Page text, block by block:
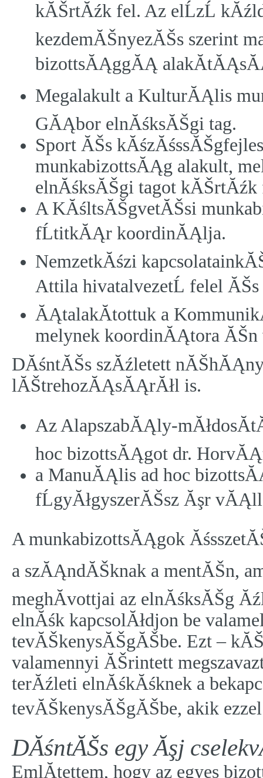
kĂŠrtĂźk fel. Az elĹzĹ
kezdemĂŠnyezĂŠs szerint
bizottsĂĄggĂĄ
Megalakult a KulturĂĄlis
GĂĄbor elnĂśksĂŠgi tag.
Sport ĂŠs
munkabizottsĂĄg alakult,
elnĂśksĂŠgi tagot kĂŠrtĂźk
A KĂśltsĂŠgvetĂŠsi
fĹtitkĂĄr koordinĂĄlja.
NemzetkĂśzi
Attila hivatalvezetĹ felel ĂŠs
ĂĄtalakĂ­tottuk a
melynek koordinĂĄtora ĂŠn
DĂśntĂŠs szĂźletett
lĂŠtrehozĂĄsĂĄrĂłl is.
Az AlapszabĂĄly-
hoc bizottsĂĄgot dr.
a ManuĂĄlis ad hoc
fĹgyĂłgyszerĂŠsz Ăşr
A munkabizottsĂĄgok
a szĂĄndĂŠknak a mentĂŠn,
meghĂ­vottjai az elnĂśksĂŠg
elnĂśk kapcsolĂłdjon be
tevĂŠkenysĂŠgĂŠbe. Ezt –
valamennyi ĂŠrintett
terĂźleti elnĂśkĂśknek a
tevĂŠkenysĂŠgĂŠbe, akik
DĂśntĂŠs egy Ăşj
EmlĂ­tettem, hogy az egyes